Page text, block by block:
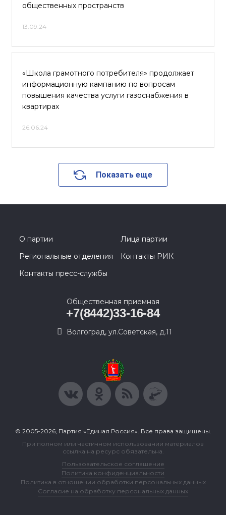
общественных пространств
13.09.24
«Школа грамотного потребителя» продолжает
информационную кампанию по вопросам
повышения качества услуги газоснабжения в
квартирах
26.06.24
Показать еще
О партии
Лица партии
Региональные отделения
Контакты РИК
Контакты пресс-службы
Общественная приемная
+7(8442)33-16-84
Волгоград, ул.Советская, д.11
© 2005-2026, Партия «Единая Россия». Все права защищены.
При полном или частичном использовании материалов
ссылка на ресурс обязательна.
Пользовательское соглашение
Политика конфиденциальности
Политика в отношении обработки персональных данных
Согласие на обработку персональных данных